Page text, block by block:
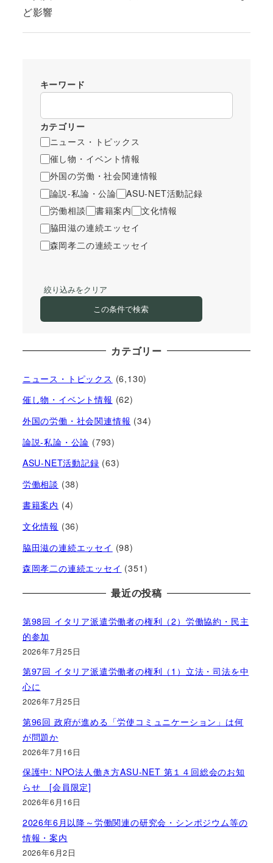
ど影響
キーワード
カテゴリー
ニュース・トピックス
催し物・イベント情報
外国の労働・社会関連情報
論説-私論・公論
ASU-NET活動記録
労働相談
書籍案内
文化情報
脇田滋の連続エッセイ
森岡孝二の連続エッセイ
絞り込みをクリア
この条件で検索
カテゴリー
ニュース・トピックス (6,130)
催し物・イベント情報 (62)
外国の労働・社会関連情報 (34)
論説-私論・公論 (793)
ASU-NET活動記録 (63)
労働相談 (38)
書籍案内 (4)
文化情報 (36)
脇田滋の連続エッセイ (98)
森岡孝二の連続エッセイ (351)
最近の投稿
第98回 イタリア派遣労働者の権利（2）労働協約・民主
的参加
2026年7月25日
第97回 イタリア派遣労働者の権利（1）立法・司法を中
心に
2026年7月25日
第96回 政府が進める「労使コミュニケーション」は何
が問題か
2026年7月16日
保護中: NPO法人働き方ASU-NET 第１４回総会のお知
らせ [会員限定]
2026年6月16日
2026年6月以降～労働関連の研究会・シンポジウム等の
情報・案内
2026年6月2日